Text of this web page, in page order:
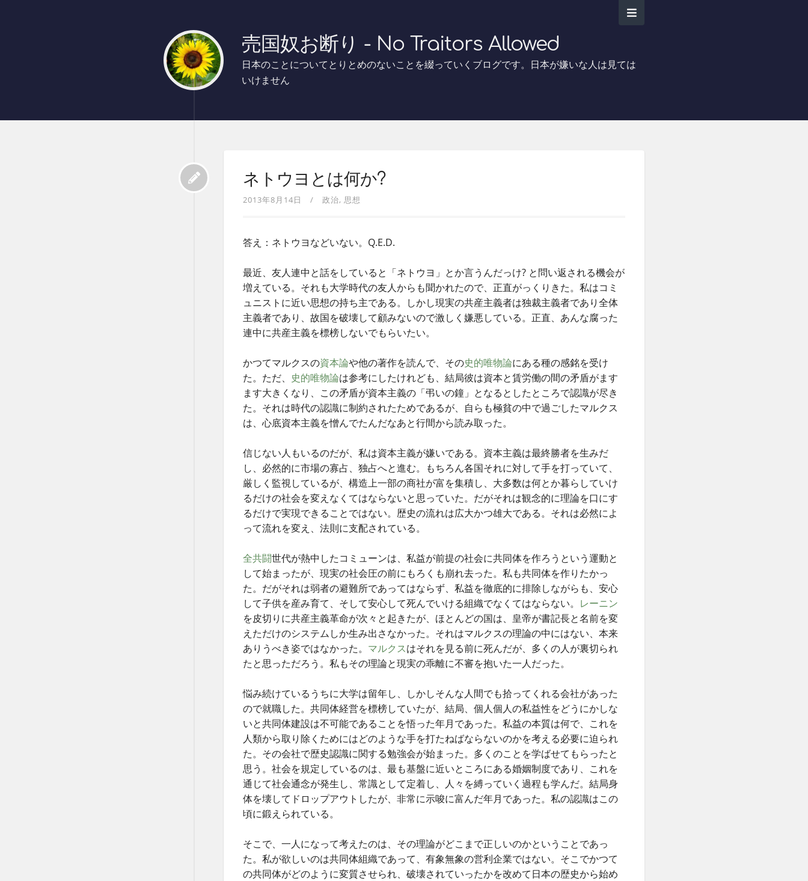
売国奴お断り - No Traitors Allowed
日本のことについてとりとめのないことを綴っていくブログです。日本が嫌いな人は見ては
いけません
ネトウヨとは何か?
2013年8月14日 政治 思想
答え：ネトウヨなどいない。Q.E.D.
最近、友人連中と話をしていると「ネトウヨ」とか言うんだっけ? と問い返される機会が
増えている。それも大学時代の友人からも聞かれたので、正直がっくりきた。私はコミ
ュニストに近い思想の持ち主である。しかし現実の共産主義者は独裁主義者であり全体
主義者であり、故国を破壊して顧みないので激しく嫌悪している。正直、あんな腐った
連中に共産主義を標榜しないでもらいたい。
かつてマルクスの資本論や他の著作を読んで、その史的唯物論にある種の感銘を受け
た。ただ、 史的唯物論は参考にしたけれども、結局彼は資本と賃労働の間の矛盾がます
ます大きくなり、この矛盾が資本主義の「弔いの鐘」となるとしたところで認識が尽き
た。それは時代の認識に制約されたためであるが、自らも極貧の中で過ごしたマルクス
は、心底資本主義を憎んでたんだなあと行間から読み取った。
信じない人もいるのだが、私は資本主義が嫌いである。資本主義は最終勝者を生みだ
し、必然的に市場の寡占、独占へと進む。もちろん各国それに対して手を打っていて、
厳しく監視しているが、構造上一部の商社が富を集積し、大多数は何とか暮らしていけ
るだけの社会を変えなくてはならないと思っていた。だがそれは観念的に理論を口にす
るだけで実現できることではない。歴史の流れは広大かつ雄大である。それは必然によ
って流れを変え、法則に支配されている。
全共闘世代が熱中したコミューンは、私益が前提の社会に共同体を作ろうという運動と
して始まったが、現実の社会圧の前にもろくも崩れ去った。私も共同体を作りたかっ
た。だがそれは弱者の避難所であってはならず、私益を徹底的に排除しながらも、安心
して子供を産み育て、そして安心して死んでいける組織でなくてはならない。 レーニン
を皮切りに共産主義革命が次々と起きたが、ほとんどの国は、皇帝が書記長と名前を変
えただけのシステムしか生み出さなかった。それはマルクスの理論の中にはない、本来
ありうべき姿ではなかった。 マルクスはそれを見る前に死んだが、多くの人が裏切られ
たと思っただろう。私もその理論と現実の乖離に不審を抱いた一人だった。
悩み続けているうちに大学は留年し、しかしそんな人間でも拾ってくれる会社があった
ので就職した。共同体経営を標榜していたが、結局、個人個人の私益性をどうにかしな
いと共同体建設は不可能であることを悟った年月であった。私益の本質は何で、これを
人類から取り除くためにはどのような手を打たねばならないのかを考える必要に迫られ
た。その会社で歴史認識に関する勉強会が始まった。多くのことを学ばせてもらったと
思う。社会を規定しているのは、最も基盤に近いところにある婚姻制度であり、これを
通じて社会通念が発生し、常識として定着し、人々を縛っていく過程も学んだ。結局身
体を壊してドロップアウトしたが、非常に示唆に富んだ年月であった。私の認識はこの
頃に鍛えられている。
そこで、一人になって考えたのは、その理論がどこまで正しいのかということであっ
た。私が欲しいのは共同体組織であって、有象無象の営利企業ではない。そこでかつて
の共同体がどのように変質させられ、破壊されていったかを改めて日本の歴史から始め